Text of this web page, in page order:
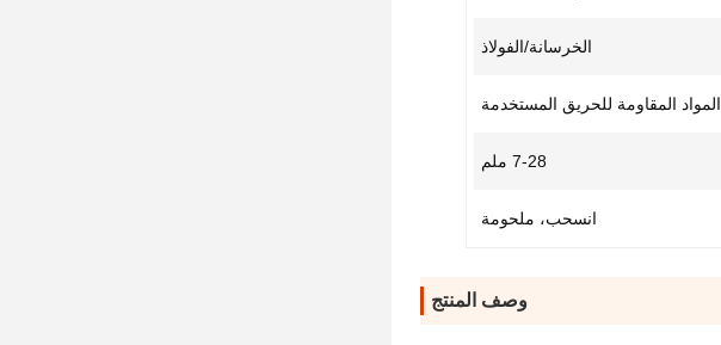
الخرسانة/الفولاذ
المواد المقاومة للحريق المستخدمة
7-28 ملم
انسحب، ملحومة
وصف المنتج